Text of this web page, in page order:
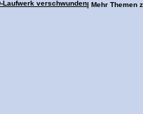
Laufwerk verschwunden| Mehr Themen